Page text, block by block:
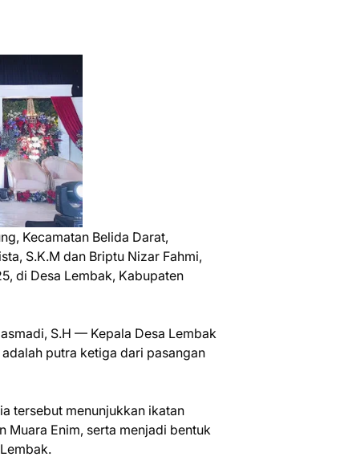
Kecamatan Belida Darat,
S.K.M dan Briptu Nizar Fahmi,
di Desa Lembak, Kabupaten
S.H — Kepala Desa Lembak
putra ketiga dari pasangan
tersebut menunjukkan ikatan
Muara Enim, serta menjadi bentuk